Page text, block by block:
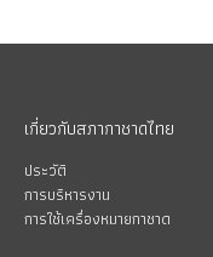
เกี่ยวกับสภากาชาดไทย
ประวัติ
การบริหารงาน
การใช้เครื่องหมายกาชาด